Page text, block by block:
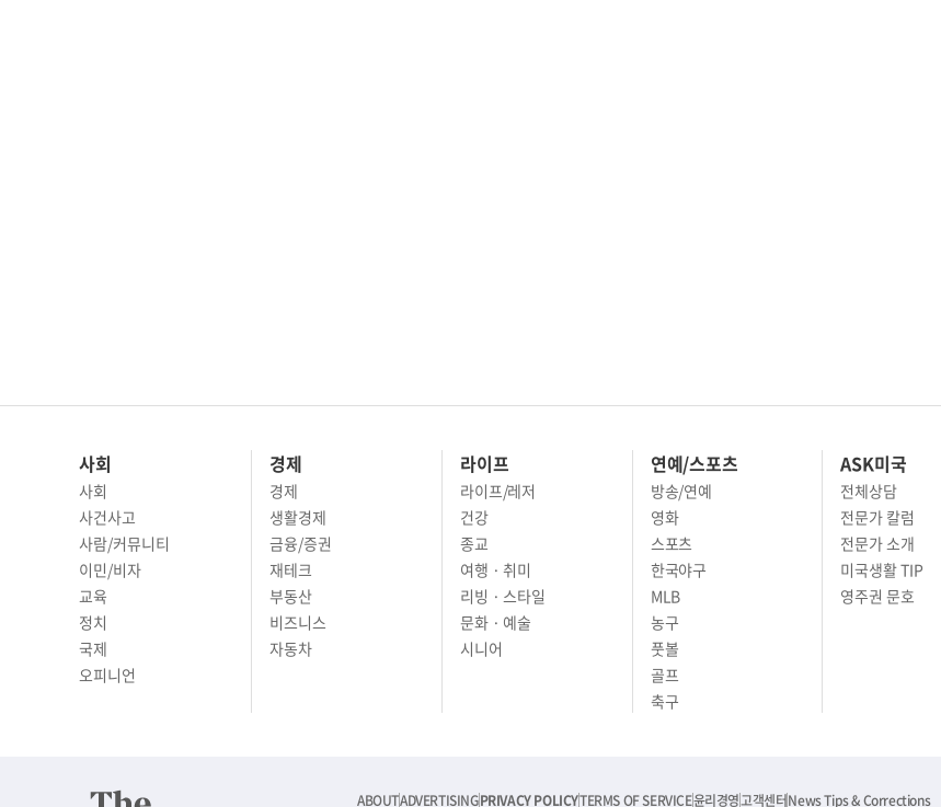
사회
사회
사건사고
사람/커뮤니티
이민/비자
교육
정치
국제
오피니언
경제
경제
생활경제
금융/증권
재테크
부동산
비즈니스
자동차
라이프
라이프/레저
건강
종교
여행 · 취미
리빙 · 스타일
문화 · 예술
시니어
연예/스포츠
방송/연예
영화
스포츠
한국야구
MLB
농구
풋볼
골프
축구
ASK미국
전체상담
전문가 칼럼
전문가 소개
미국생활 TIP
영주권 문호
ABOUTADVERTISINGPRIVACY POLICYTERMS OF SERVICE윤리경영고객센터News Tips & Corrections